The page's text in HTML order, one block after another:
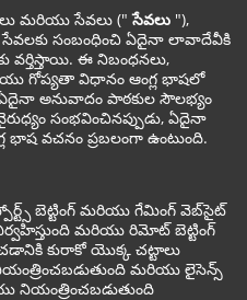
మరియు సేవలు (" సేవలు "),
సంబంధించి ఏదైనా లావాదేవీకి
ఈ నిబంధనలు,
గోప్యతా విధానం ఆంగ్ల భాషలో
అనువాదం పాఠకుల సౌలభ్యం
సంభవించినప్పుడు, ఏదైనా
భాష వచనం ప్రబలంగా ఉంటుంది.
బెట్టింగ్ మరియు గేమింగ్ వెబ్‌సైట్
మరియు రిమోట్ బెట్టింగ్
కురాకో యొక్క చట్టాలు
మరియు లైసెన్స్
నియంత్రించబడుతుంది